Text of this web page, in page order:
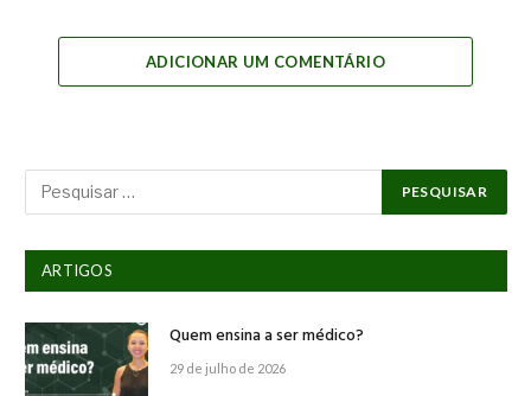
ADICIONAR UM COMENTÁRIO
ARTIGOS
Quem ensina a ser médico?
29 de julho de 2026